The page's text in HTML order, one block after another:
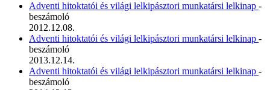
Adventi hitoktatói és világi lelkipásztori munkatársi lelkinap -
beszámoló
2012.12.08.
Adventi hitoktatói és világi lelkipásztori munkatársi lelkinap -
beszámoló
2013.12.14.
Adventi hitoktatói és világi lelkipásztori munkatársi lelkinap -
beszámoló